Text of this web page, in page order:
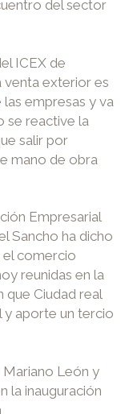
del sector
ICEX de
venta exterior es
las empresas y va
se reactive la
salir por
mano de obra
Empresarial
Sancho ha dicho
el comercio
reunidas en la
que Ciudad real
y aporte un tercio
Mariano León y
la inauguración